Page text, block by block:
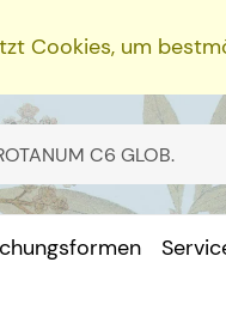
Cookies, um